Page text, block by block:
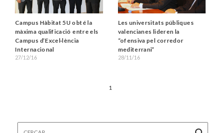
Campus Hàbitat 5U obté la
màxima qualificació entre els
Campus d’Excel·lència
Internacional
27/12/16
Les universitats públiques
valencianes lideren la
“ofensiva pel corredor
mediterrani”
28/11/16
1